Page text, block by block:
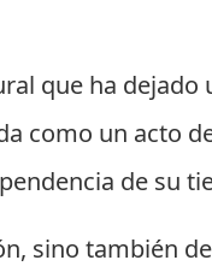
que ha dejado
como un acto
de su
sino también